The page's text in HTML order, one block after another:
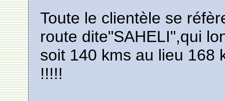
Toute le clientèle se
route dite"SAHELI",qui
soit 140 kms au lieu 168
!!!!!